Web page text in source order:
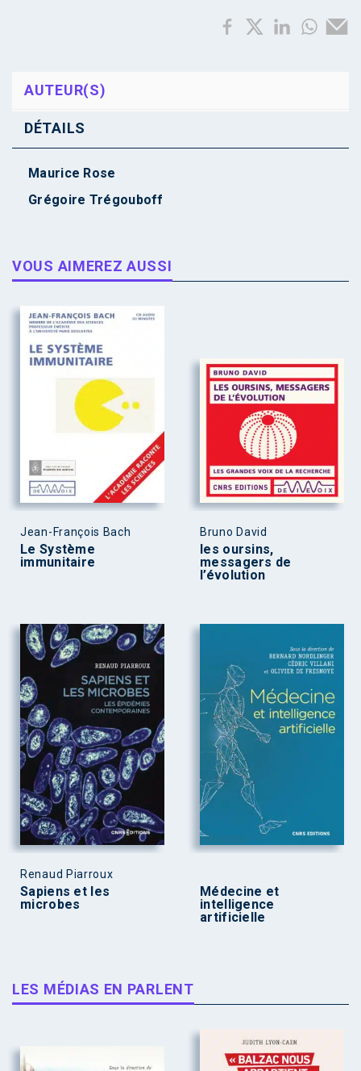
AUTEUR(S)
DÉTAILS
Maurice Rose
Grégoire Trégouboff
VOUS AIMEREZ AUSSI
Jean-François Bach
Le Système
immunitaire
Bruno David
les oursins,
messagers de
l’évolution
Renaud Piarroux
Sapiens et les
microbes
Médecine et
intelligence
artificielle
LES MÉDIAS EN PARLENT